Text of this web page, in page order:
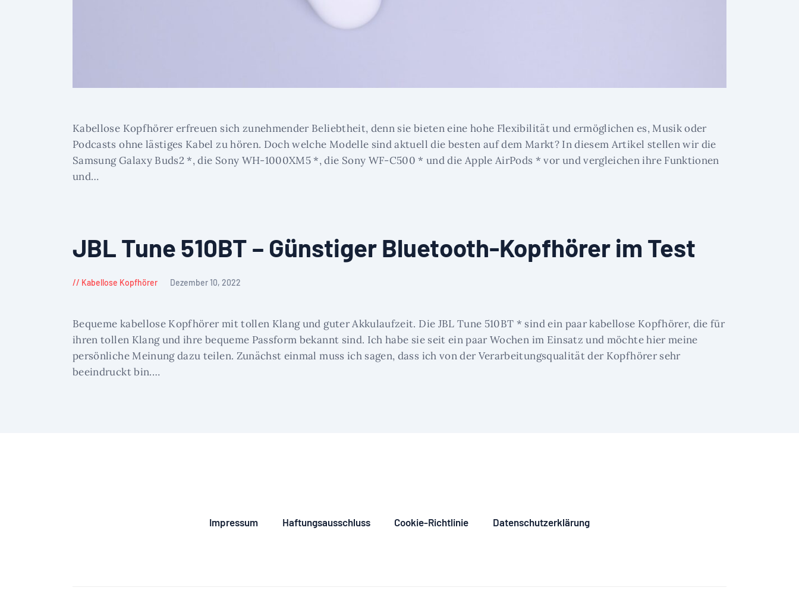
Kabellose Kopfhörer erfreuen sich zunehmender Beliebtheit, denn sie bieten eine hohe Flexibilität und ermöglichen es, Musik oder
Podcasts ohne lästiges Kabel zu hören. Doch welche Modelle sind aktuell die besten auf dem Markt? In diesem Artikel stellen wir die
Samsung Galaxy Buds2 *, die Sony WH-1000XM5 *, die Sony WF-C500 * und die Apple AirPods * vor und vergleichen ihre Funktionen
und…
JBL Tune 510BT – Günstiger Bluetooth-Kopfhörer im Test
Kabellose Kopfhörer Dezember 10, 2022
Bequeme kabellose Kopfhörer mit tollen Klang und guter Akkulaufzeit. Die JBL Tune 510BT * sind ein paar kabellose Kopfhörer, die für
ihren tollen Klang und ihre bequeme Passform bekannt sind. Ich habe sie seit ein paar Wochen im Einsatz und möchte hier meine
persönliche Meinung dazu teilen. Zunächst einmal muss ich sagen, dass ich von der Verarbeitungsqualität der Kopfhörer sehr
beeindruckt bin.…
Impressum Haftungsausschluss Cookie-Richtlinie Datenschutzerklärung